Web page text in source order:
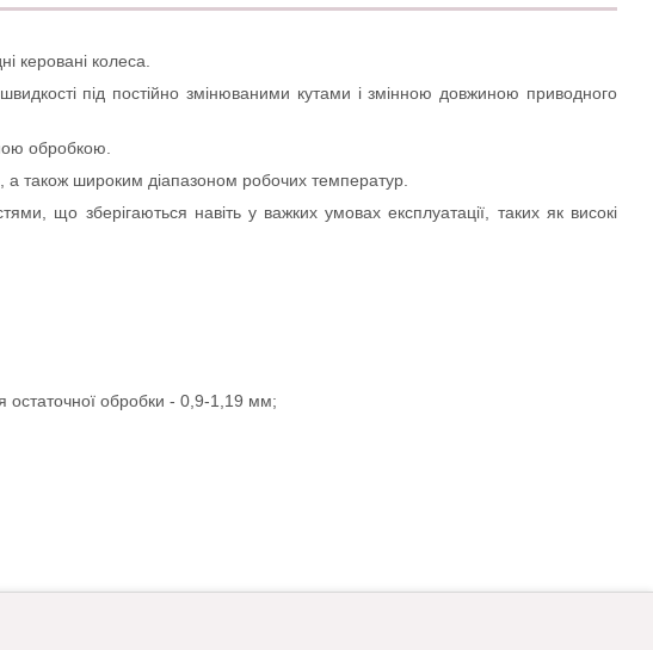
керовані колеса.
під постійно змінюваними кутами і змінною довжиною приводного
обробкою.
а також широким діапазоном робочих температур.
що зберігаються навіть у важких умовах експлуатації, таких як високі
остаточної обробки - 0,9-1,19 мм;